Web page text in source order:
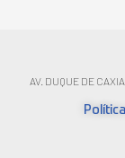
AV. DUQUE DE